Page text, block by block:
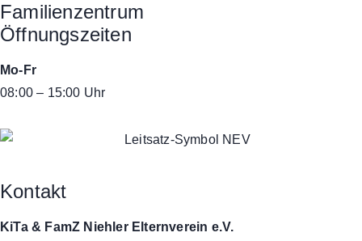
Familienzentrum
Öffnungszeiten
Mo-Fr
08:00 – 15:00 Uhr
Kontakt
KiTa & FamZ Niehler Elternverein e.V.